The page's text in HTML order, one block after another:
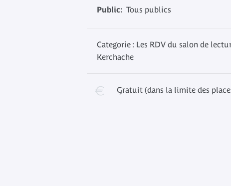
Public: Tous publics
Categorie : Les RDV du salon de
Kerchache
Gratuit (dans la limite des